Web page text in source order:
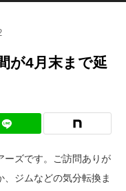
が4月末まで延
ーズです。ご訪問ありが
ジムなどの気分転換ま